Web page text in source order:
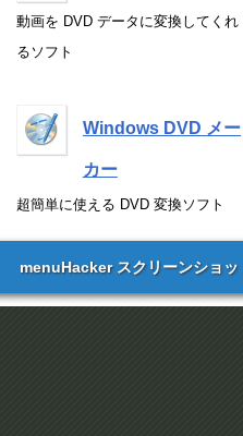
動画を DVD データに変換してくれ
るソフト
Windows DVD メー
カー
超簡単に使える DVD 変換ソフト
menuHacker スクリーンショッ